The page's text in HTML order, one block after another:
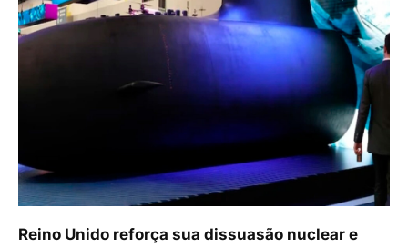
Reino Unido reforça sua dissuasão nuclear e